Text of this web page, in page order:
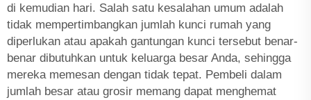
di kemudian hari. Salah satu kesalahan umum adalah
tidak mempertimbangkan jumlah kunci rumah yang
diperlukan atau apakah gantungan kunci tersebut benar-
benar dibutuhkan untuk keluarga besar Anda, sehingga
mereka memesan dengan tidak tepat. Pembeli dalam
jumlah besar atau grosir memang dapat menghemat